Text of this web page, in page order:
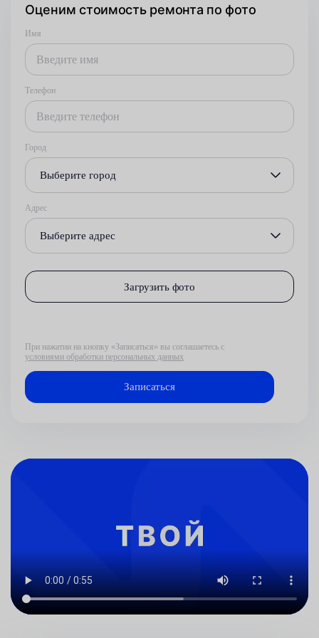
Оценим стоимость ремонта по фото
Имя
Телефон
Город
Выберите город
Адрес
Выберите адрес
Загрузить фото
При нажатии на кнопку «Записаться» вы соглашаетесь с
условиями обработки персональных данных